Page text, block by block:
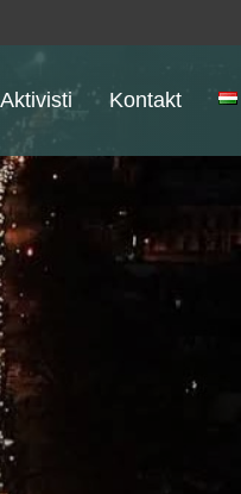
Aktivisti Kontakt